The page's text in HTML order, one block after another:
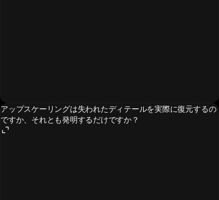
アップスケーリングは失われたディテールを実際に復元するの
ですか、それとも発明するだけですか？